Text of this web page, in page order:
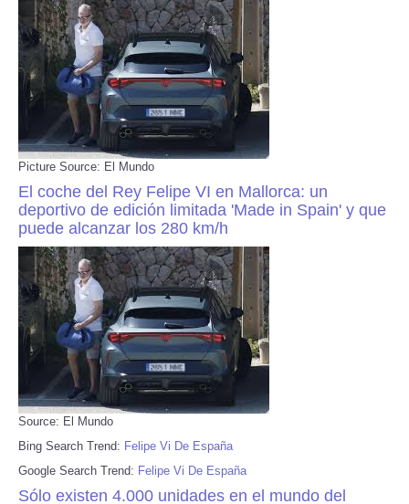
Picture Source: El Mundo
El coche del Rey Felipe VI en Mallorca: un
deportivo de edición limitada 'Made in Spain' y que
puede alcanzar los 280 km/h
Source: El Mundo
Bing Search Trend: Felipe Vi De España
Google Search Trend: Felipe Vi De España
Sólo existen 4.000 unidades en el mundo del